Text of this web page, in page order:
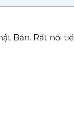
Bản. Rất nổi